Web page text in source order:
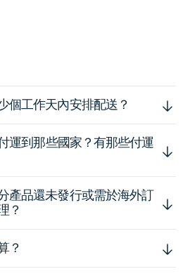
個工作天內安排配送？
運到那些國家？有那些付運
產品還未發行或需於海外訂
？
？